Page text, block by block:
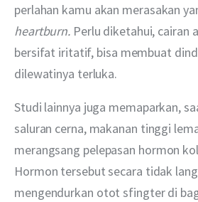
perlahan kamu akan merasakan
heartburn. Perlu diketahui, cairan
bersifat iritatif, bisa membuat
dilewatinya terluka.
Studi lainnya juga memaparkan,
saluran cerna, makanan tinggi
merangsang pelepasan hormon
Hormon tersebut secara tidak
mengendurkan otot sfingter di